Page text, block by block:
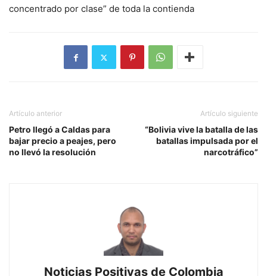
concentrado por clase” de toda la contienda
Artículo anterior
Petro llegó a Caldas para
bajar precio a peajes, pero
no llevó la resolución
Artículo siguiente
“Bolivia vive la batalla de las
batallas impulsada por el
narcotráfico”
Noticias Positivas de Colombia